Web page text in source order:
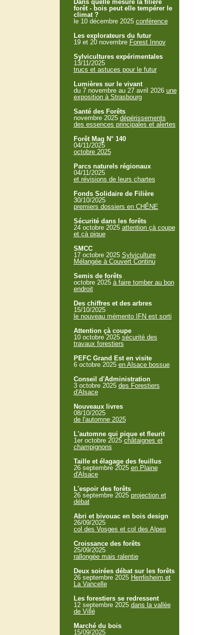
Dans quelle mesure la filière
forêt - bois peut elle tempérer le
climat ?
le 10 décembre 2025 conférence
Les explorateurs du futur
19 et 20 novembre Forest Innov
Sylvicultures expérimentales
13/11/2025
trucs et astuces pour le futur
Lumières sur le vivant
du 7 novembre au 27 avril 2026 une
exposition à Strasbourg
Santé des Forêts
novembre 2025 dépérissements
des essences principales et alertes
Forêt Mag N° 140
04/11/2025
octobre 2025
Parcs naturels régionaux
04/11/2025
et révisions de leurs chartes
Fonds Solidaire de Filière
30/10/2025
premiers dossiers en CHÊNE
Sécurité dans les forêts
24 octobre 2025 attention çà coupe
et çà pique
SMCC
17 octobre 2025 Sylviculture
Mélangée à Couvert Continu
Semis de forêts
octobre 2025 à faire tomber au bon
endroit
Des chiffres et des arbres
15/10/2025
le nouveau mémento IFN est sorti
Attention çà coupe
10 octobre 2025 sécurité des
travaux forestiers
PEFC Grand Est en visite
6 octobre 2025 en Alsace bossue
Conseil d'Administration
3 octobre 2025 des Forestiers
d'Alsace
Nouveaux livres
08/10/2025
de l'automne 2025
L'automne qui pique et fleurit
1er octobre 2025 châtaignes et
champignons
Taille et élagage des feuillus
26 septembre 2025 en Plaine
d'Alsace
L'espoir des forêts
26 septembre 2025 projection et
débat
Abri et bivouac en bois design
26/09/2025
col des Vosges et col des Alpes
Croissance des forêts
25/09/2025
rallongée mais ralentie
Deux soirées débat sur les forêts
26 septembre 2025 Herrlisheim et
La Vancelle
Les forestiers se redressent
12 septembre 2025 dans la vallée
de Villé
Marché du bois
15/09/2025